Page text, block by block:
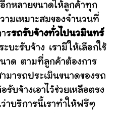
กหลายขนาดให้ลูกค้าทุก
ามเหมาะสมของจำนวนที่
รรถรับจ้างทั่วไปนวมินทร์
บะรับจ้าง เรามีให้เลือกใช้
าด ตามที่ลูกค้าต้องการ
มารถประเมินขนาดของรถ
บจ้างเอาไว้ช่วยเหลือตรง
บริการนี้เราทำให้ฟรีๆ